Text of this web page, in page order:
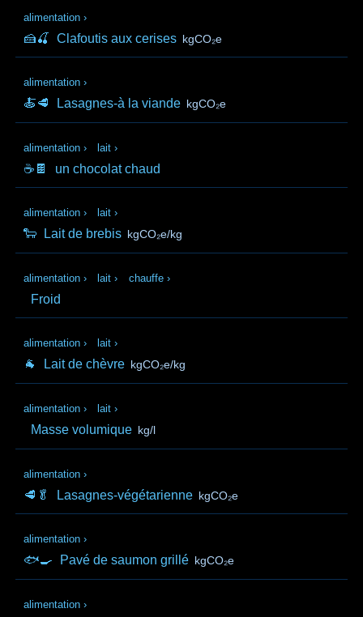
alimentation ›
🍰🍒 Clafoutis aux cerises kgCO₂e
alimentation ›
🍝🥩 Lasagnes-à la viande kgCO₂e
alimentation › lait ›
☕🍫 un chocolat chaud
alimentation › lait ›
🐑 Lait de brebis kgCO₂e/kg
alimentation › lait › chauffe ›
Froid
alimentation › lait ›
🐐 Lait de chèvre kgCO₂e/kg
alimentation › lait ›
Masse volumique kg/l
alimentation ›
🥩🥬 Lasagnes-végétarienne kgCO₂e
alimentation ›
🐟🍳 Pavé de saumon grillé kgCO₂e
alimentation ›